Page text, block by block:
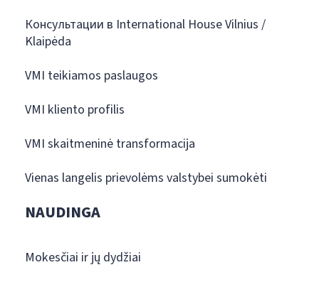
Консультации в International House Vilnius /
Klaipėda
VMI teikiamos paslaugos
VMI kliento profilis
VMI skaitmeninė transformacija
Vienas langelis prievolėms valstybei sumokėti
NAUDINGA
Mokesčiai ir jų dydžiai